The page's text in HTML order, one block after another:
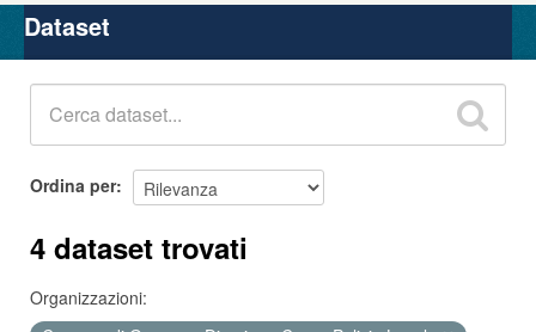
Organizzazioni
Gruppi
Dataset
Ordina per
4 dataset trovati
Organizzazioni: